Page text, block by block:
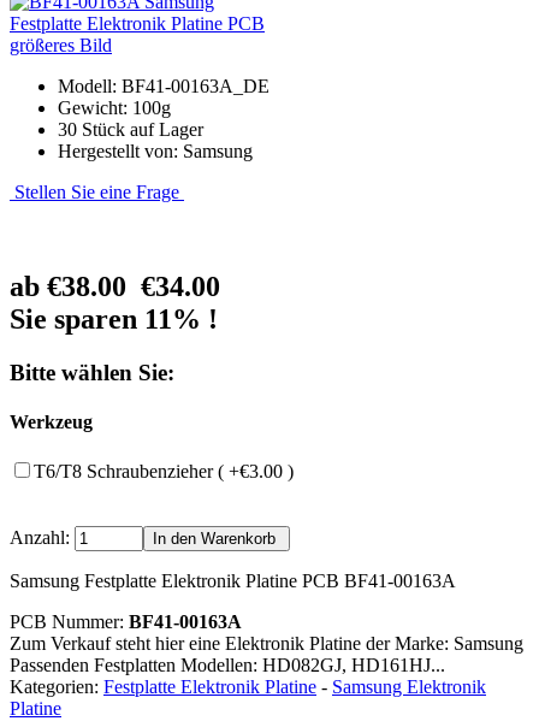
größeres Bild
Modell: BF41-00163A_DE
Gewicht: 100g
30 Stück auf Lager
Hergestellt von: Samsung
Stellen Sie eine Frage
ab €38.00 €34.00
Sie sparen 11% !
Bitte wählen Sie:
Werkzeug
T6/T8 Schraubenzieher ( +€3.00 )
Anzahl:
Samsung Festplatte Elektronik Platine PCB BF41-00163A
PCB Nummer: BF41-00163A
Zum Verkauf steht hier eine Elektronik Platine der Marke: Samsung
Passenden Festplatten Modellen: HD082GJ, HD161HJ...
Kategorien: Festplatte Elektronik Platine - Samsung Elektronik
Platine